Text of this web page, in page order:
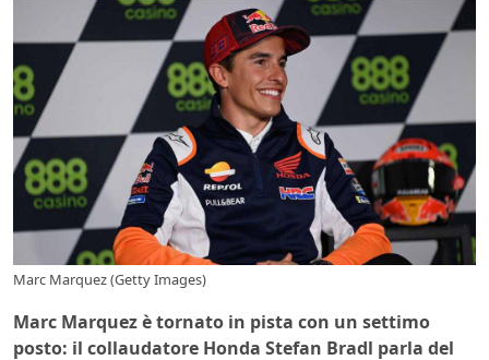
Marc Marquez (Getty Images)
Marc Marquez è tornato in pista con un settimo
posto: il collaudatore Honda Stefan Bradl parla del